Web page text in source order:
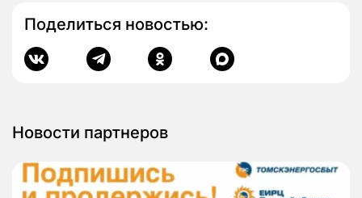
Поделиться новостью:
Новости партнеров